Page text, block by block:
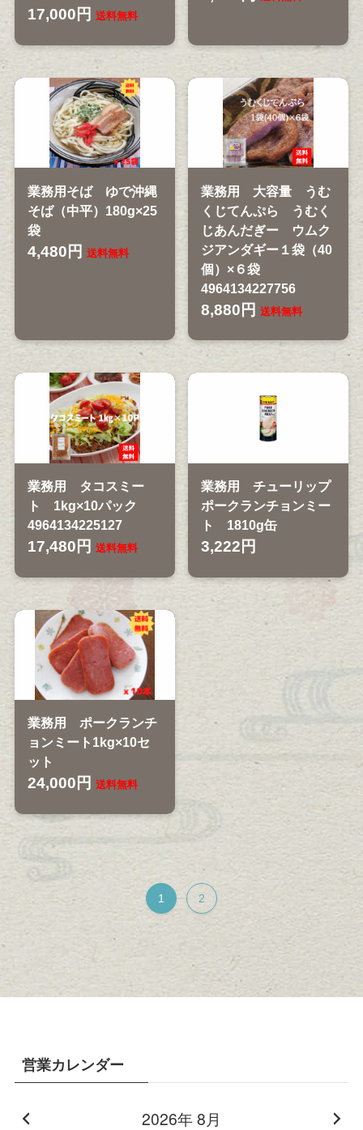
17,000円 送料無料
業務用そば ゆで沖縄
そば（中平）180g×25
袋
4,480円 送料無料
業務用 大容量 うむ
くじてんぷら うむく
じあんだぎー ウムク
ジアンダギー１袋（40
個）×６袋
4964134227756
8,880円 送料無料
業務用 タコスミー
ト 1kg×10パック
4964134225127
17,480円 送料無料
業務用 チューリップ
ポークランチョンミー
ト 1810g缶
3,222円
業務用 ポークランチ
ョンミート1kg×10セ
ット
24,000円 送料無料
1 2
営業カレンダー
2026年 8月